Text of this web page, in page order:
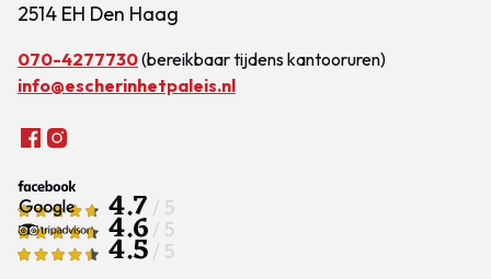
2514 EH Den Haag
070-4277730(bereikbaar tijdens kantooruren)
info@escherinhetpaleis.nl
4.7 / 5
4.6 / 5
4.5 / 5